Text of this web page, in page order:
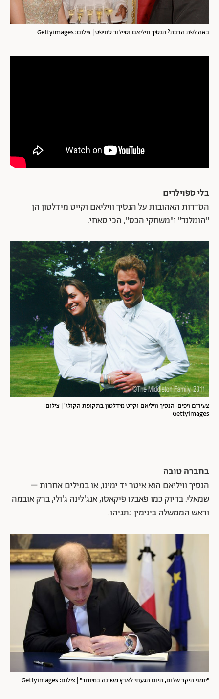
באה לפה הרבה? הנסיך וויליאם וטיילור סוויפט | צילום: Gettyimages
בלי ספוילרים
הסדרות האהובות על הנסיך וויליאם וקייט מידלטון הן
"הומלנד" ו"משחקי הכס", הכי סאחי.
צעירים ויפים: הנסיך וויליאם וקייט מידלטון בתקופת הקולג' | צילום:
Gettyimages
בחברה טובה
הנסיך וויליאם הוא איטר יד ימינו, או במילים אחרות –
שמאלי. בדיוק כמו פאבלו פיקאסו, אנג'לינה ג'ולי, ברק אובמה
וראש הממשלה בינימין נתניהו.
"יומני היקר שלום, היום הגעתי לארץ משונה במיוחד" | צילום: Gettyimages